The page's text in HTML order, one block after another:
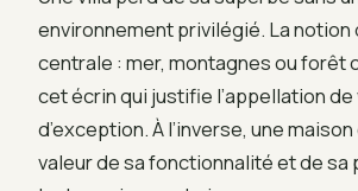
environnement privilégié. La notion
centrale : mer, montagnes ou forêt
cet écrin qui justifie l’appellation de
d’exception. À l’inverse, une
valeur de sa fonctionnalité et de sa